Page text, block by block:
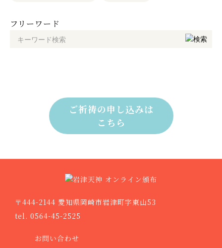
フリーワード
ご祈祷の申し込みは
こちら
〒444-2144 愛知県岡崎市岩津町字東山53
tel. 0564-45-2525
お問い合わせ